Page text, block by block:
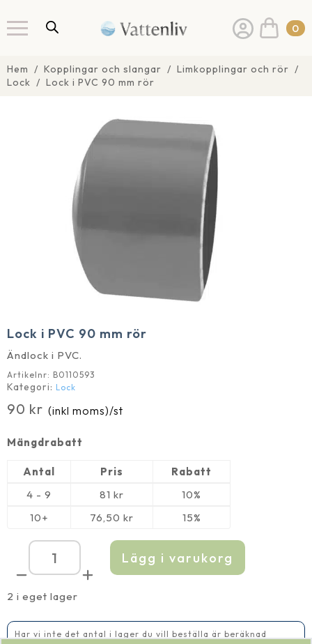
0
Hem Kopplingar och slangar
Limkopplingar och rör
Lock
Lock i PVC 90 mm rör
Lock i PVC 90 mm rör
Ändlock i PVC.
Artikelnr: B0110593
Kategori: Lock
90 kr (inkl moms)/st
Mängdrabatt
Antal Pris
Rabatt
4 - 9
81 kr
10%
10+
76,50 kr 15%
2 i eget lager
Lock
i
90
mm
mängd
Lägg i varukorg
Har vi inte det antal i lager du vill beställa är beräknad